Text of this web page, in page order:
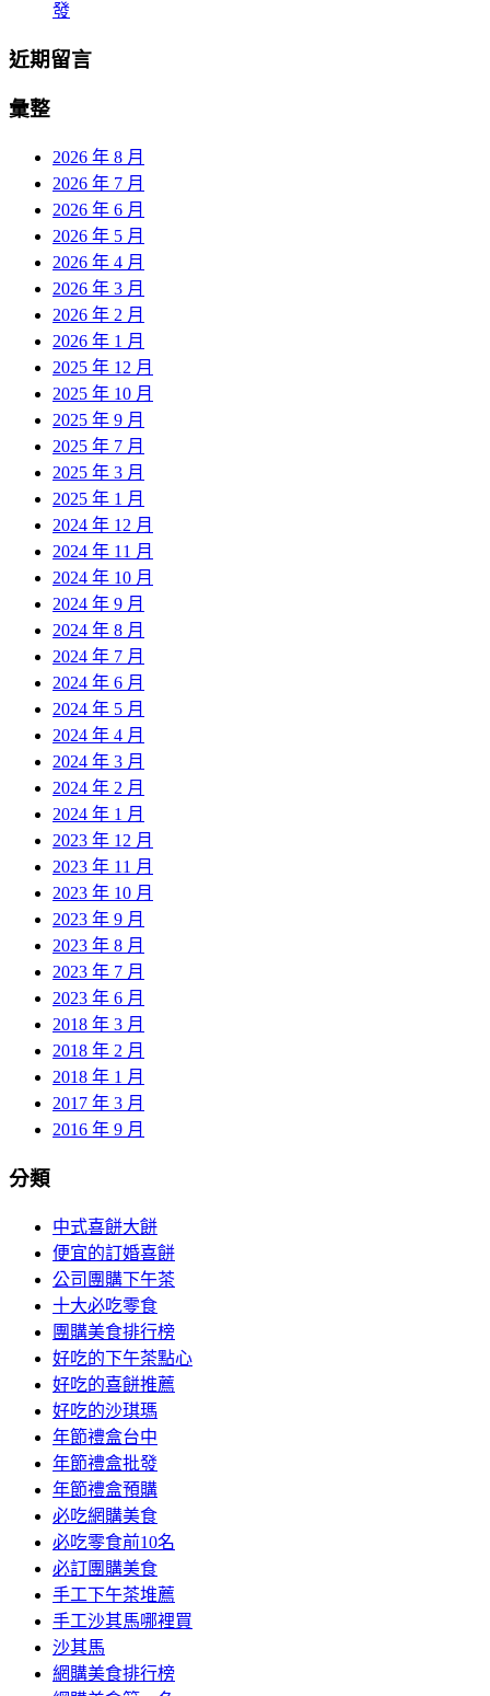
發
近期留言
彙整
2026 年 8 月
2026 年 7 月
2026 年 6 月
2026 年 5 月
2026 年 4 月
2026 年 3 月
2026 年 2 月
2026 年 1 月
2025 年 12 月
2025 年 10 月
2025 年 9 月
2025 年 7 月
2025 年 3 月
2025 年 1 月
2024 年 12 月
2024 年 11 月
2024 年 10 月
2024 年 9 月
2024 年 8 月
2024 年 7 月
2024 年 6 月
2024 年 5 月
2024 年 4 月
2024 年 3 月
2024 年 2 月
2024 年 1 月
2023 年 12 月
2023 年 11 月
2023 年 10 月
2023 年 9 月
2023 年 8 月
2023 年 7 月
2023 年 6 月
2018 年 3 月
2018 年 2 月
2018 年 1 月
2017 年 3 月
2016 年 9 月
分類
中式喜餅大餅
便宜的訂婚喜餅
公司團購下午茶
十大必吃零食
團購美食排行榜
好吃的下午茶點心
好吃的喜餅推薦
好吃的沙琪瑪
年節禮盒台中
年節禮盒批發
年節禮盒預購
必吃網購美食
必吃零食前10名
必訂團購美食
手工下午茶堆薦
手工沙其馬哪裡買
沙其馬
網購美食排行榜